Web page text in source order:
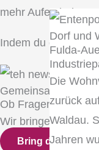
Dorf und
Die
zurück
Waldau.
Jahren
mehr
Indem du deine
Gemeinsam Waldau
Ob Fragen oder
Wir bringen dich
Bring dich ein!